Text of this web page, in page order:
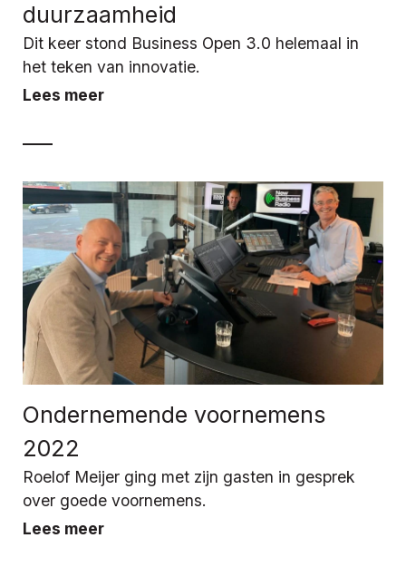
duurzaamheid
Dit keer stond Business Open 3.0 helemaal in
het teken van innovatie.
Lees meer
Ondernemende voornemens
2022
Roelof Meijer ging met zijn gasten in gesprek
over goede voornemens.
Lees meer